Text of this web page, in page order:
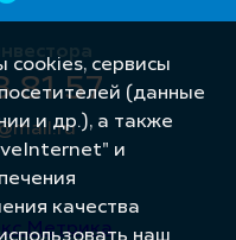
81 57
cookies, сервисы
(данные
и др.), а также
и
качества